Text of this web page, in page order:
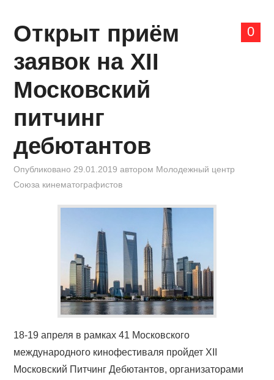
0
Открыт приём
заявок на ХII
Московский
питчинг
дебютантов
Опубликовано 29.01.2019 автором Молодежный центр
Союза кинематографистов
18-19 апреля в рамках 41 Московского
международного кинофестиваля пройдет ХII
Московский Питчинг Дебютантов, организаторами